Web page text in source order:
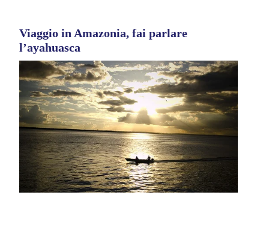
Viaggio in Amazonia, fai parlare
l’ayahuasca